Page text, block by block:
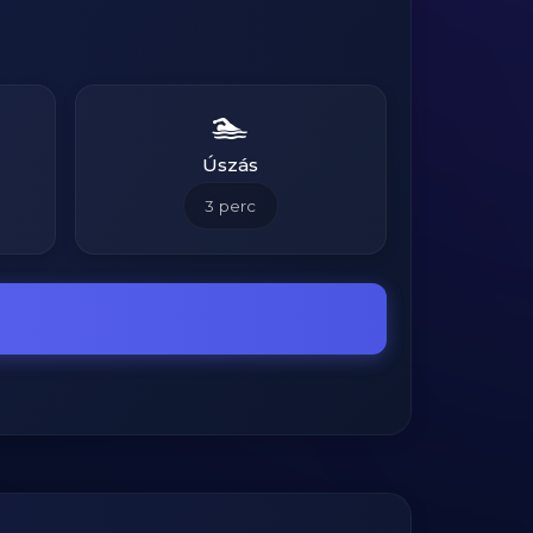
🏊
Úszás
3 perc